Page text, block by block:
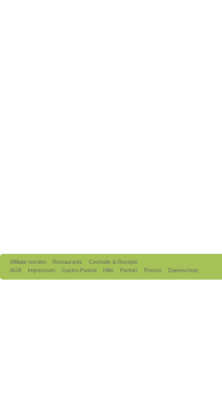
Affiliate werden Restaurants
Cocktails & Rezepte
AGB
Impressum Gastro Punkte Hilfe Partner Presse Datenschutz